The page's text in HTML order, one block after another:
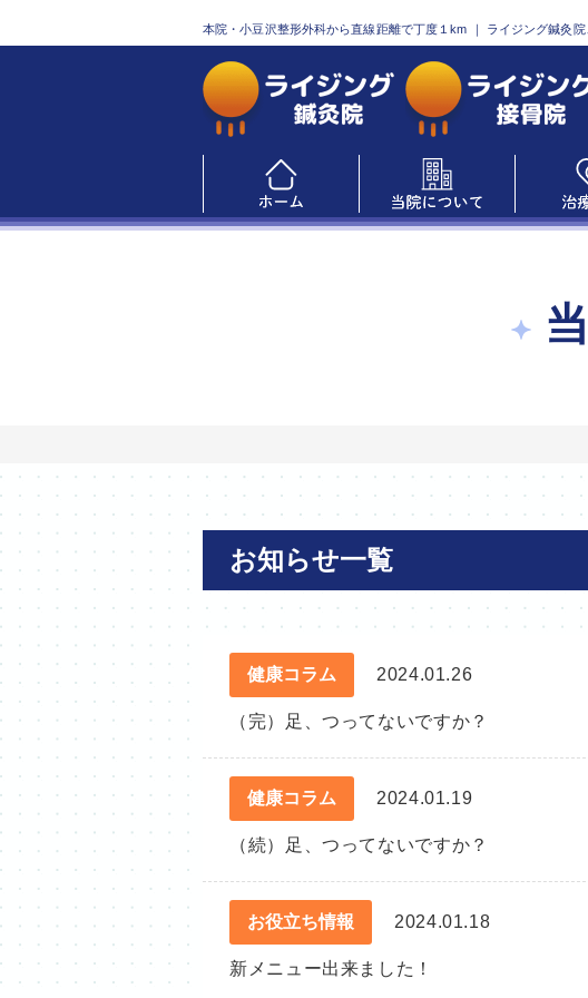
本院・小豆沢整形外科から直線距離で丁度１km ｜ ライジング鍼灸
お知らせ一覧
健康コラム 2024.01.26
（完）足、つってないですか？
健康コラム 2024.01.19
（続）足、つってないですか？
お役立ち情報 2024.01.18
新メニュー出来ました！